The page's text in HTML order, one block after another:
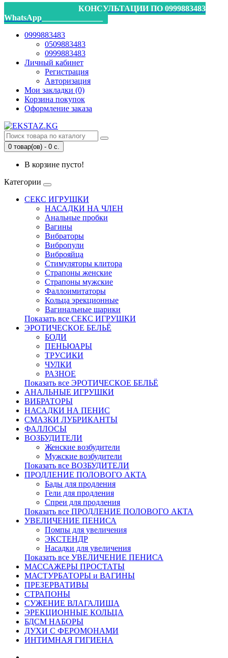
_________________КОНСУЛЬТАЦИИ ПО 0999883483
WhatsApp_______________
0999883483
0509883483
0999883483
Личный кабинет
Регистрация
Авторизация
Мои закладки (0)
Корзина покупок
Оформление заказа
0 товар(ов) - 0 с.
В корзине пусто!
Категории
СЕКС ИГРУШКИ
НАСАДКИ НА ЧЛЕН
Анальные пробки
Вагины
Вибраторы
Вибропули
Виброяйца
Стимуляторы клитора
Страпоны женские
Страпоны мужские
Фаллоимитаторы
Кольца эрекционные
Вагинальные шарики
Показать все СЕКС ИГРУШКИ
ЭРОТИЧЕСКОЕ БЕЛЬЁ
БОДИ
ПЕНЬЮАРЫ
ТРУСИКИ
ЧУЛКИ
РАЗНОЕ
Показать все ЭРОТИЧЕСКОЕ БЕЛЬЁ
АНАЛЬНЫЕ ИГРУШКИ
ВИБРАТОРЫ
НАСАДКИ НА ПЕНИС
СМАЗКИ ЛУБРИКАНТЫ
ФАЛЛОСЫ
ВОЗБУДИТЕЛИ
Женские возбудители
Мужские возбудители
Показать все ВОЗБУДИТЕЛИ
ПРОДЛЕНИЕ ПОЛОВОГО АКТА
Бады для продления
Гели для продления
Спреи для продления
Показать все ПРОДЛЕНИЕ ПОЛОВОГО АКТА
УВЕЛИЧЕНИЕ ПЕНИСА
Помпы для увеличения
ЭКСТЕНДР
Насадки для увеличения
Показать все УВЕЛИЧЕНИЕ ПЕНИСА
МАССАЖЕРЫ ПРОСТАТЫ
МАСТУРБАТОРЫ и ВАГИНЫ
ПРЕЗЕРВАТИВЫ
СТРАПОНЫ
СУЖЕНИЕ ВЛАГАЛИЩА
ЭРЕКЦИОННЫЕ КОЛЬЦА
БДСМ НАБОРЫ
ДУХИ С ФЕРОМОНАМИ
ИНТИМНАЯ ГИГИЕНА